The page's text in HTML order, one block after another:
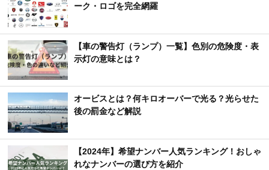
ーク・ロゴを完全網羅
【車の警告灯（ランプ）一覧】色別の危険度・表
示灯の意味とは？
オービスとは？何キロオーバーで光る？光らせた
後の罰金など解説
【2024年】希望ナンバー人気ランキング！おしゃ
れなナンバーの選び方を紹介